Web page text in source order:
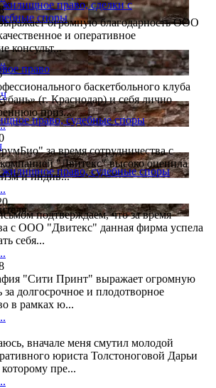
жилищное право, сделки с
споры
право
право, судебные споры
жилищное право, судебные споры
огромную благодарность ООО
и оперативное
консульт...
баскетбольного клуба
(г. Краснодар) и себя лично
приз...
за время сотрудничества с
"Двитекс" высоко оценила
и индив...
подтверждаем, что за время
с ООО "Двитекс" данная фирма успела
себя...
"Сити Принт" выражает огромную
за долгосрочное и плодотворное
в рамках ю...
вначале меня смутил молодой
юриста Толстоноговой Дарьи
пре...